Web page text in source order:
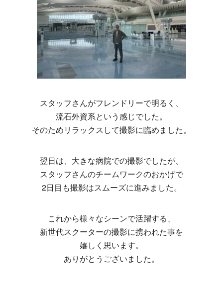
スタッフさんがフレンドリーで明るく、
流石外資系という感じでした。
そのためリラックスして撮影に臨めました。
翌日は、大きな病院での撮影でしたが、
スタッフさんのチームワークのおかげで
2日目も撮影はスムーズに進みました。
これから様々なシーンで活躍する、
新世代スクーターの撮影に携われた事を
嬉しく思います。
ありがとうございました。